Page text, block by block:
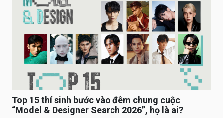
Top 15 thí sinh bước vào đêm chung cuộc
“Model & Designer Search 2026”, họ là ai?